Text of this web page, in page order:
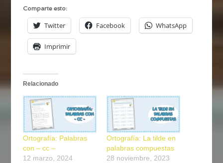
Comparte esto:
Twitter Facebook WhatsApp
Imprimir
Relacionado
Ortografía: Palabras
con – cc –
12 marzo, 2024
Ortografía: La tilde en
palabras compuestas
28 noviembre, 2023